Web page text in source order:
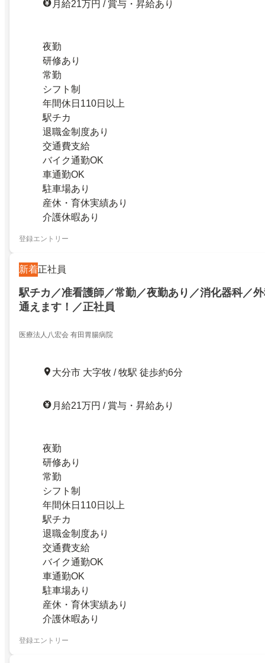
月給21万円 / 賞与・昇給あり
夜勤
研修あり
常勤
シフト制
年間休日110日以上
駅チカ
退職金制度あり
交通費支給
バイク通勤OK
車通勤OK
駐車場あり
産休・育休実績あり
介護休暇あり
登録エントリー
新着正社員
駅チカ／准看護師／常勤／夜勤あり／消化器科／
通えます！／正社員
医療法人八宏会 有田胃腸病院
大分市 大字牧 / 牧駅 徒歩約6分
月給21万円 / 賞与・昇給あり
夜勤
研修あり
常勤
シフト制
年間休日110日以上
駅チカ
退職金制度あり
交通費支給
バイク通勤OK
車通勤OK
駐車場あり
産休・育休実績あり
介護休暇あり
登録エントリー